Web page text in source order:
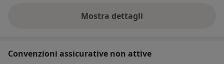
Mostra dettagli
sull'indirizzo
Convenzioni assicurative non attive